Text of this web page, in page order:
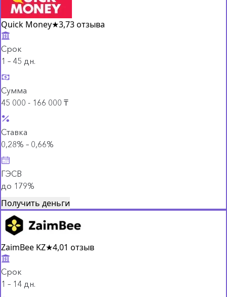
Quick Money★3,73 отзыва
Срок
1 – 45 дн.
Сумма
45 000 - 166 000 ₸
Ставка
0,28% – 0,66%
ГЭСВ
до 179%
Получить деньги
ZaimBee KZ★4,01 отзыв
Срок
1 – 14 дн.